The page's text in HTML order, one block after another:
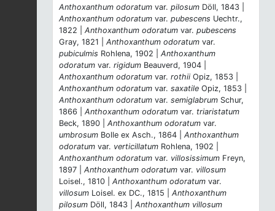
Anthoxanthum odoratum var. pilosum Döll, 1843 |
Anthoxanthum odoratum var. pubescens Uechtr.,
1822 | Anthoxanthum odoratum var. pubescens
Gray, 1821 | Anthoxanthum odoratum var.
pubiculmis Rohlena, 1902 | Anthoxanthum
odoratum var. rigidum Beauverd, 1904 |
Anthoxanthum odoratum var. rothii Opiz, 1853 |
Anthoxanthum odoratum var. saxatile Opiz, 1853 |
Anthoxanthum odoratum var. semiglabrum Schur,
1866 | Anthoxanthum odoratum var. triaristatum
Beck, 1890 | Anthoxanthum odoratum var.
umbrosum Bolle ex Asch., 1864 | Anthoxanthum
odoratum var. verticillatum Rohlena, 1902 |
Anthoxanthum odoratum var. villosissimum Freyn,
1897 | Anthoxanthum odoratum var. villosum
Loisel., 1810 | Anthoxanthum odoratum var.
villosum Loisel. ex DC., 1815 | Anthoxanthum
pilosum Döll, 1843 | Anthoxanthum villosum